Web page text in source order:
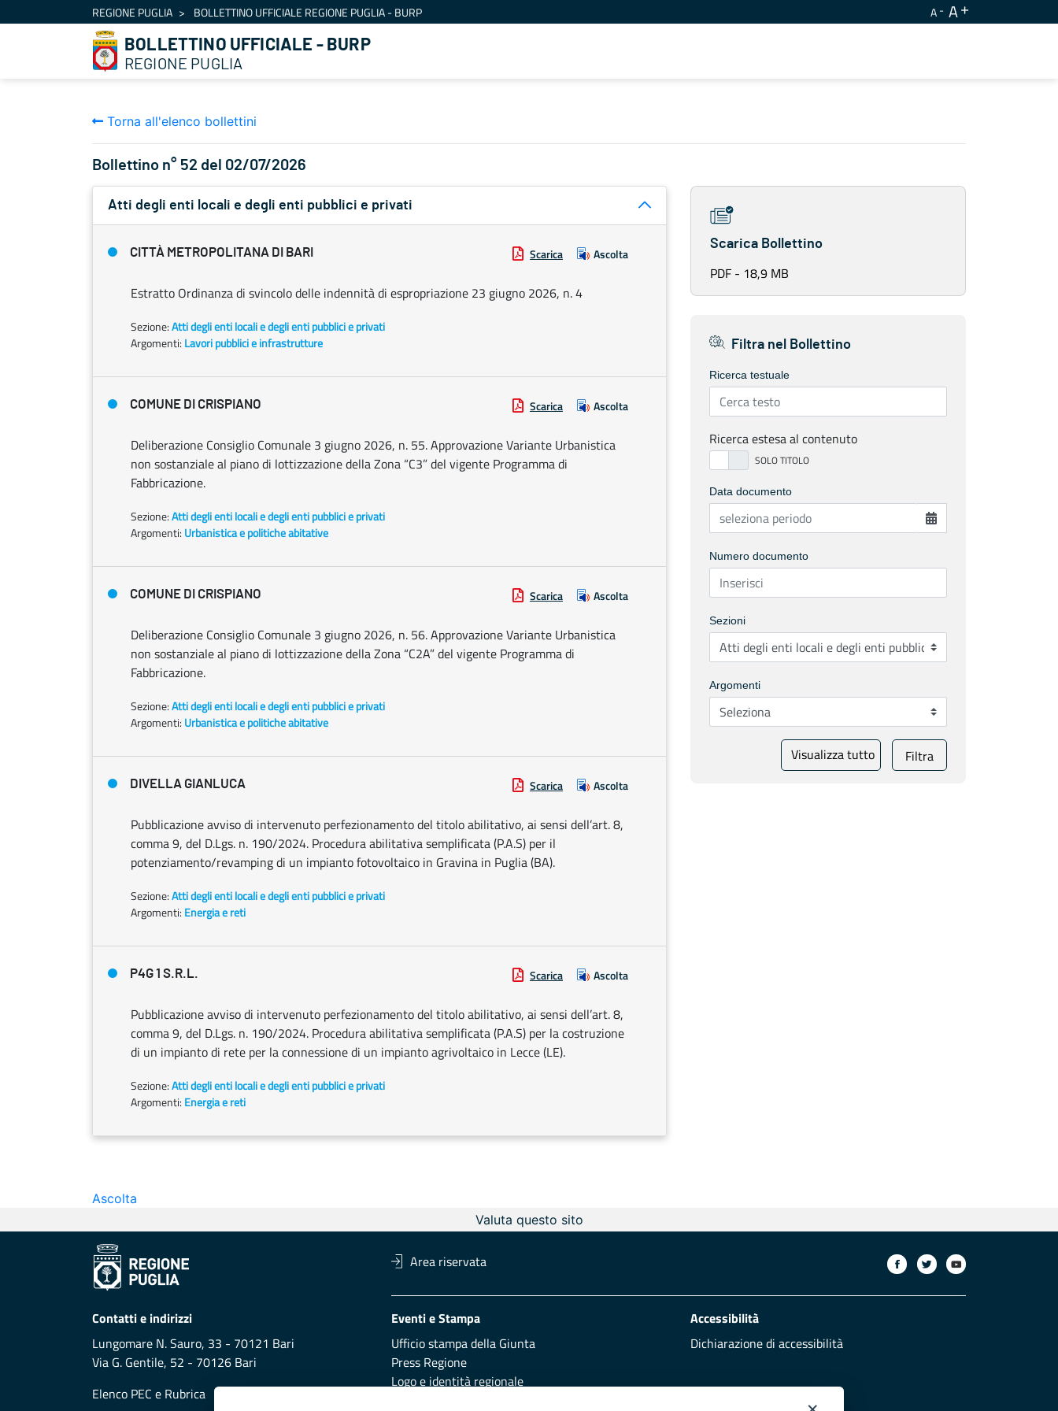
Salta al contenutoREGIONE PUGLIA BOLLETTINO UFFICIALE REGIONE PUGLIA - BURP A A
BOLLETTINO UFFICIALE - BURP
REGIONE PUGLIA
Torna all'elenco bollettini
Bollettino n° 52 del 02/07/2026
Atti degli enti locali e degli enti pubblici e privati
CITTÀ METROPOLITANA DI BARI Scarica Ascolta
Estratto Ordinanza di svincolo delle indennità di espropriazione 23 giugno 2026, n. 4
Sezione:Atti degli enti locali e degli enti pubblici e privati
Argomenti: Lavori pubblici e infrastrutture
COMUNE DI CRISPIANO Scarica Ascolta
Deliberazione Consiglio Comunale 3 giugno 2026, n. 55. Approvazione Variante Urbanistica
non sostanziale al piano di lottizzazione della Zona “C3” del vigente Programma di
Fabbricazione.
Sezione:Atti degli enti locali e degli enti pubblici e privati
Argomenti: Urbanistica e politiche abitative
COMUNE DI CRISPIANO Scarica Ascolta
Deliberazione Consiglio Comunale 3 giugno 2026, n. 56. Approvazione Variante Urbanistica
non sostanziale al piano di lottizzazione della Zona “C2A” del vigente Programma di
Fabbricazione.
Sezione:Atti degli enti locali e degli enti pubblici e privati
Argomenti: Urbanistica e politiche abitative
DIVELLA GIANLUCA Scarica Ascolta
Pubblicazione avviso di intervenuto perfezionamento del titolo abilitativo, ai sensi dell’art. 8,
comma 9, del D.Lgs. n. 190/2024. Procedura abilitativa semplificata (P.A.S) per il
potenziamento/revamping di un impianto fotovoltaico in Gravina in Puglia (BA).
Sezione:Atti degli enti locali e degli enti pubblici e privati
Argomenti: Energia e reti
P4G 1 S.R.L. Scarica Ascolta
Pubblicazione avviso di intervenuto perfezionamento del titolo abilitativo, ai sensi dell’art. 8,
comma 9, del D.Lgs. n. 190/2024. Procedura abilitativa semplificata (P.A.S) per la costruzione
di un impianto di rete per la connessione di un impianto agrivoltaico in Lecce (LE).
Sezione:Atti degli enti locali e degli enti pubblici e privati
Argomenti: Energia e reti
Scarica Bollettino
PDF - 18,9 MB
Filtra nel Bollettino
Ricerca testuale
Ricerca estesa al contenuto
Data documento
Numero documento
Sezioni
Argomenti
Visualizza tutto Filtra
Ascolta
Valuta questo sito
Area riservata
Contatti e indirizzi
Lungomare N. Sauro, 33 - 70121 Bari
Via G. Gentile, 52 - 70126 Bari
Elenco PEC e Rubrica
Eventi e Stampa
Ufficio stampa della Giunta
Press Regione
Logo e identità regionale
Accessibilità
Dichiarazione di accessibilità